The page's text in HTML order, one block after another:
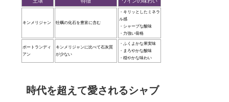
キンメリジャン 牡蠣の化石を豊富に含む
・キリッとしたミネラ
ル感
・シャープな酸味
・力強い骨格
ポートランディ
アン
キンメリジャンに比べて石灰質
が少ない
・ふくよかな果実味
・まろやかな酸味
・穏やかな味わい
時代を超えて愛されるシャブ